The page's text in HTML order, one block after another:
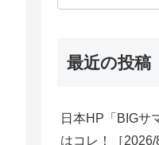
最近の投稿
日本HP「BIGサ
はコレ！［2026/